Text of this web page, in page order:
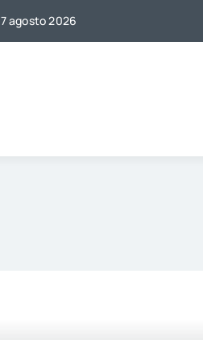
agosto 2026